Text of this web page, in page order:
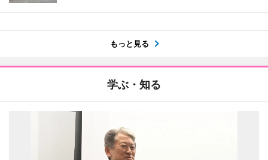
もっと見る
学ぶ・知る